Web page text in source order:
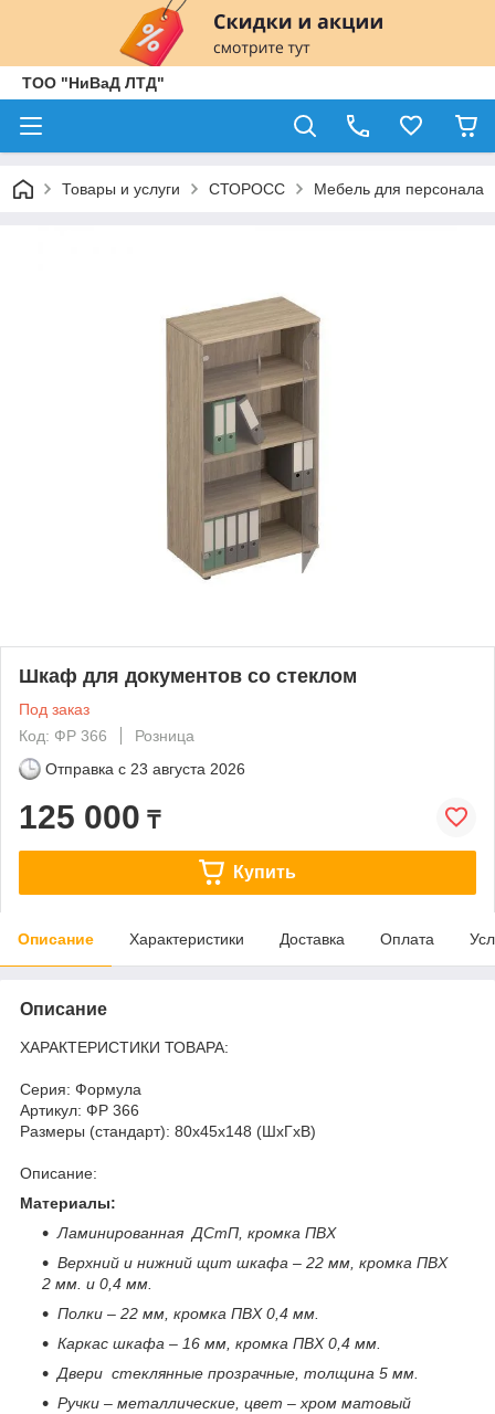
ТОО "НиВаД ЛТД"
Товары и услуги СТОРОСС Мебель для персонала
Шкаф для документов со стеклом
Под заказ
Код: ФР 366
Розница
Отправка с 23 августа 2026
125 000 ₸
Купить
Описание Характеристики Доставка Оплата
Описание
ХАРАКТЕРИСТИКИ ТОВАРА:
Серия: Формула
Артикул: ФР 366
Размеры (стандарт): 80x45x148 (ШхГхВ)
Описание:
Материалы:
Ламинированная ДСтП, кромка ПВХ
Верхний и нижний щит шкафа – 22 мм, кромка ПВХ
2 мм. и 0,4 мм.
Полки – 22 мм, кромка ПВХ 0,4 мм.
Каркас шкафа – 16 мм, кромка ПВХ 0,4 мм.
Двери стеклянные прозрачные, толщина 5 мм.
Ручки – металлические, цвет – хром матовый